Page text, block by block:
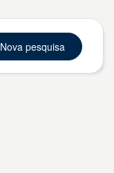
Nova pesquisa